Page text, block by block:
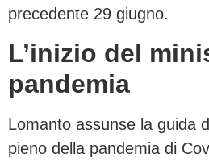
precedente 29 giugno.
L’inizio del
pandemia
Lomanto assunse la guida
pieno della pandemia di